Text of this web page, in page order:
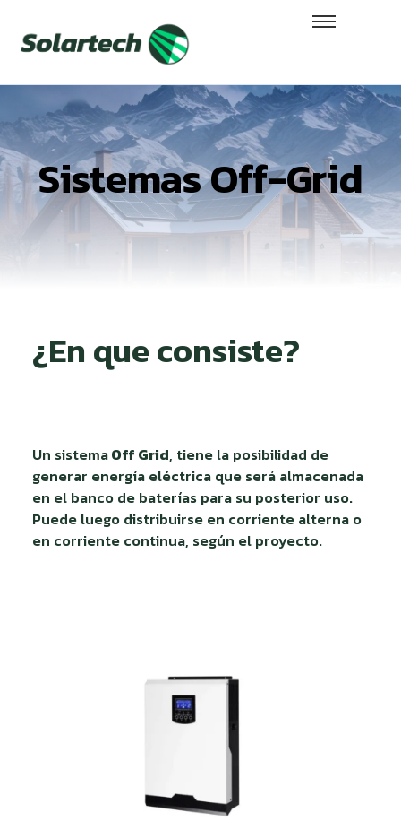
Sistemas Off-Grid
¿En que consiste?
Un sistemaOff Grid, tiene la posibilidad de
generar energía eléctrica que será almacenada
en el banco de baterías para su posterior uso.
Puede luego distribuirse en corriente alterna o
en corriente continua, según el proyecto.